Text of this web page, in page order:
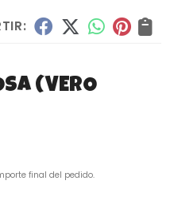
(VERO
final del pedido.